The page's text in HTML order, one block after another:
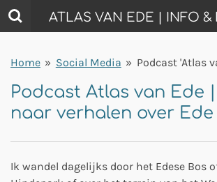
Ga
direct
de
ATLAS VAN EDE | INFO &
Home » Social Media » Podcast 'Atlas
Podcast Atlas van Ede
naar verhalen over Ede
Ik wandel dagelijks door het Edese Bos